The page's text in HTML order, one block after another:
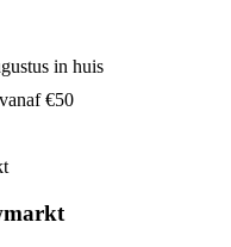
in huis
€50